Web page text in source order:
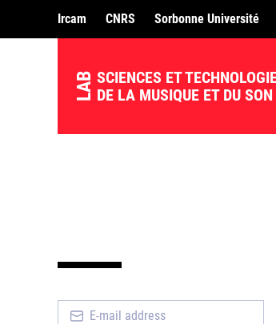
LAB SCIENCES ET
DE LA MUSIQUE ET DU SON
Ircam CNRS Sorbonne Université
E-mail address